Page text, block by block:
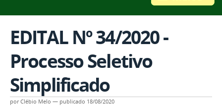
EDITAL Nº 34/2020 -
Processo Seletivo
Simplificado
porClébio Melo — publicado 18/08/2020